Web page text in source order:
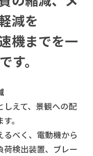
減を
機までを一
す。
えて、景観への配
。
るべく、電動機から
検出装置、ブレー